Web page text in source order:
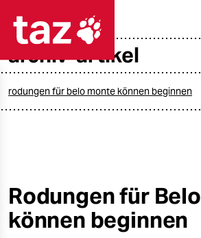
taz zahl ich
öko
gesellschaft
archiv-artikel
rodungen für belo monte können beginnen
Rodungen für
können beginnen